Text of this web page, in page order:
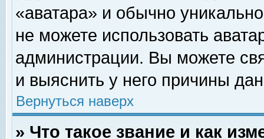
«аватара» и обычно
не можете использовать
администрации. Вы можете
и выяснить у него причины
Вернуться наверх
» Что такое звание и как